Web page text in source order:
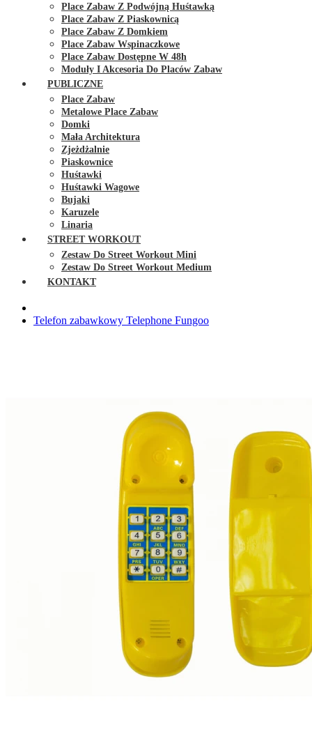
Place Zabaw Z Podwójną Huśtawką
Place Zabaw Z Piaskownicą
Place Zabaw Z Domkiem
Place Zabaw Wspinaczkowe
Place Zabaw Dostępne W 48h
Moduły I Akcesoria Do Placów Zabaw
PUBLICZNE
Place Zabaw
Metalowe Place Zabaw
Domki
Mała Architektura
Zjeżdżalnie
Piaskownice
Huśtawki
Huśtawki Wagowe
Bujaki
Karuzele
Linaria
STREET WORKOUT
Zestaw Do Street Workout Mini
Zestaw Do Street Workout Medium
KONTAKT
Telefon zabawkowy Telephone Fungoo